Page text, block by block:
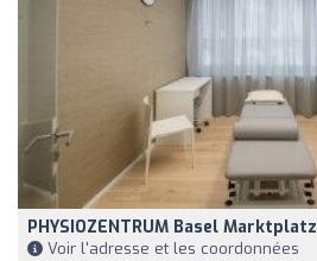
PHYSIOZENTRUM Basel Marktplatz
Voir l'adresse et les coordonnées